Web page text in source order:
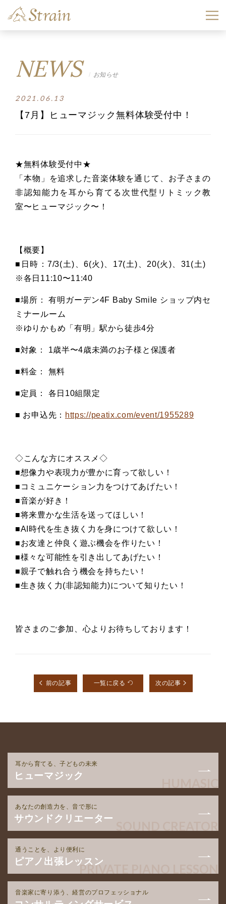
NEWS お知らせ
2021.06.13
【7月】ヒューマジック無料体験受付中！
★無料体験受付中★
「本物」を追求した音楽体験を通じて、お子さまの
非認知能力を耳から育てる次世代型リトミック教
室〜ヒューマジック〜！
【概要】
■日時：7/3(土)、6(火)、17(土)、20(火)、31(土)
※各日11:10〜11:40
■場所： 有明ガーデン4F Baby Smile ショップ内セ
ミナールーム
※ゆりかもめ「有明」駅から徒歩4分
■対象： 1歳半〜4歳未満のお子様と保護者
■料金： 無料
■定員： 各日10組限定
■ お申込先： https://peatix.com/event/1955289
◇こんな方にオススメ◇
■想像力や表現力が豊かに育って欲しい！
■コミュニケーション力をつけてあげたい！
■音楽が好き！
■将来豊かな生活を送ってほしい！
■AI時代を生き抜く力を身につけて欲しい！
■お友達と仲良く遊ぶ機会を作りたい！
■様々な可能性を引き出してあげたい！
■親子で触れ合う機会を持ちたい！
■生き抜く力(非認知能力)について知りたい！
皆さまのご参加、心よりお待ちしております！
前の記事 一覧に戻る 次の記事
耳から育てる、子どもの未来
ヒューマジック
あなたの創造力を、音で形に
サウンドクリエーター
通うことを、より便利に
PRIVATE PIANO LESSON
ピアノ出張レッスン
音楽家に寄り添う、経営のプロフェッショナル